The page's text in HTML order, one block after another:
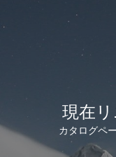
現在
カタログペ